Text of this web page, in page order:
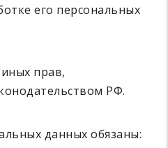
его персональных
прав,
РФ.
данных обязаны: